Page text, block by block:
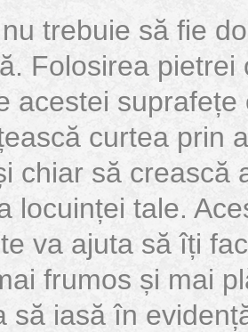
trebuie să fie
Folosirea pietrei
acestei
curtea prin
chiar să crească
locuinței tale.
va ajuta să îți
frumos și mai
să iasă în